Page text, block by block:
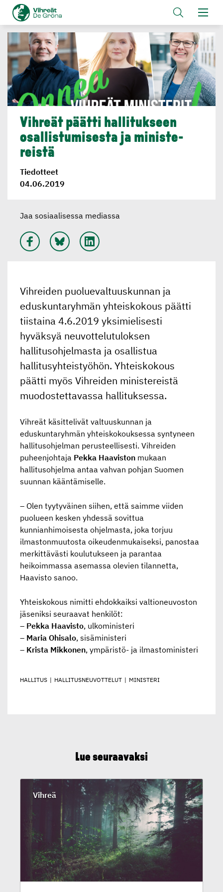
Vihreät päätti hallituk­seen
osallis­tu­mi­sesta ja ministe­
reistä
Tiedotteet
04.06.2019
Jaa sosiaalisessa mediassa
Vihreiden puoluevaltuuskunnan ja
eduskuntaryhmän yhteiskokous päätti
tiistaina 4.6.2019 yksimielisesti
hyväksyä neuvottelutuloksen
hallitusohjelmasta ja osallistua
hallitusyhteistyöhön. Yhteiskokous
päätti myös Vihreiden ministereistä
muodostettavassa hallituksessa.
Vihreät käsittelivät valtuuskunnan ja
eduskuntaryhmän yhteiskokouksessa syntyneen
hallitusohjelman perusteellisesti. Vihreiden
puheenjohtaja Pekka Haaviston mukaan
hallitusohjelma antaa vahvan pohjan Suomen
suunnan kääntämiselle.
– Olen tyytyväinen siihen, että saimme viiden
puolueen kesken yhdessä sovittua
kunnianhimoisesta ohjelmasta, joka torjuu
ilmastonmuutosta oikeudenmukaiseksi, panostaa
merkittävästi koulutukseen ja parantaa
heikoimmassa asemassa olevien tilannetta,
Haavisto sanoo.
Yhteiskokous nimitti ehdokkaiksi valtioneuvoston
jäseniksi seuraavat henkilöt:
– Pekka Haavisto, ulkoministeri
– Maria Ohisalo, sisäministeri
– Krista Mikkonen, ympäristö- ja ilmastoministeri
HALLITUS | HALLITUSNEUVOTTELUT | MINISTERI
Lue seuraavaksi
Vihreä